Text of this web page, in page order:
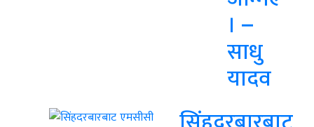
। –
साधु
यादव
सिंहदरबारबाट